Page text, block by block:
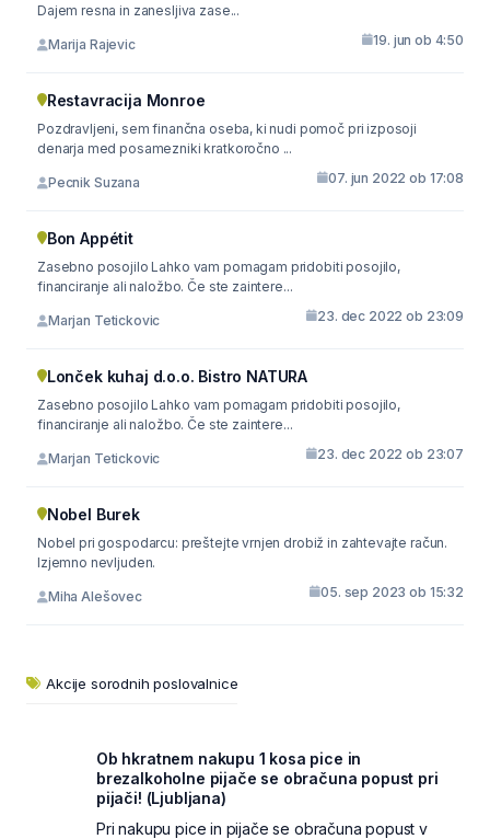
Dajem resna in zanesljiva zase...
Marija Rajevic 19. jun ob 4:50
Restavracija Monroe
Pozdravljeni, sem finančna oseba, ki nudi pomoč pri izposoji
denarja med posamezniki kratkoročno ...
Pecnik Suzana 07. jun 2022 ob 17:08
Bon Appétit
Zasebno posojilo Lahko vam pomagam pridobiti posojilo,
financiranje ali naložbo. Če ste zaintere...
Marjan Tetickovic 23. dec 2022 ob 23:09
Lonček kuhaj d.o.o. Bistro NATURA
Zasebno posojilo Lahko vam pomagam pridobiti posojilo,
financiranje ali naložbo. Če ste zaintere...
Marjan Tetickovic 23. dec 2022 ob 23:07
Nobel Burek
Nobel pri gospodarcu: preštejte vrnjen drobiž in zahtevajte račun.
Izjemno nevljuden.
Miha Alešovec 05. sep 2023 ob 15:32
Akcije sorodnih poslovalnice
Ob hkratnem nakupu 1 kosa pice in
brezalkoholne pijače se obračuna popust pri
pijači! (Ljubljana)
Pri nakupu pice in pijače se obračuna popust v